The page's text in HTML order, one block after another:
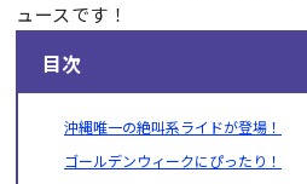
ュースです！
目次
沖縄唯一の絶叫系ライドが登場！
ゴールデンウィークにぴったり！